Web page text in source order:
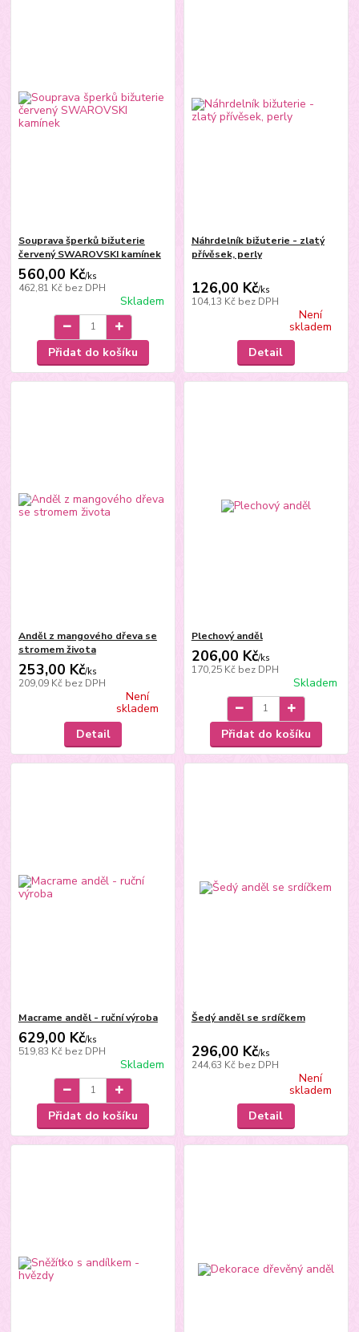
Souprava šperků bižuterie
červený SWAROVSKI kamínek
560,00 Kč/ks
462,81 Kč bez DPH
Skladem
Přidat do košíku
Náhrdelník bižuterie - zlatý
přívěsek, perly
126,00 Kč/ks
104,13 Kč bez DPH
Není
skladem
Detail
Anděl z mangového dřeva se
stromem života
253,00 Kč/ks
209,09 Kč bez DPH
Není
skladem
Detail
Plechový anděl
206,00 Kč/ks
170,25 Kč bez DPH
Skladem
Přidat do košíku
Macrame anděl - ruční výroba
629,00 Kč/ks
519,83 Kč bez DPH
Skladem
Přidat do košíku
Šedý anděl se srdíčkem
296,00 Kč/ks
244,63 Kč bez DPH
Není
skladem
Detail